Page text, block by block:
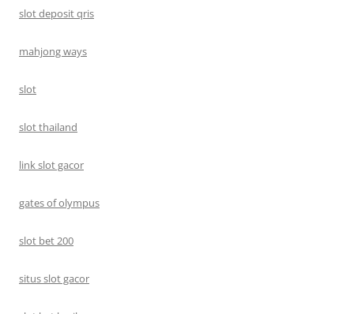
slot deposit qris
mahjong ways
slot
slot thailand
link slot gacor
gates of olympus
slot bet 200
situs slot gacor